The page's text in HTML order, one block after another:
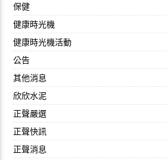
保健
健康時光機
健康時光機活動
公告
其他消息
欣欣水泥
正聲嚴選
正聲快訊
正聲消息